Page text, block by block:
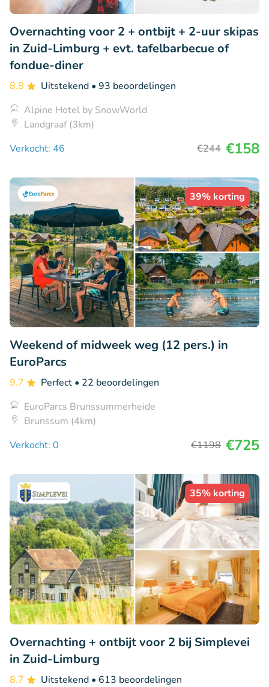
Overnachting voor 2 + ontbijt + 2-uur skipas
in Zuid-Limburg + evt. tafelbarbecue of
fondue-diner
8.8 Uitstekend • 93 beoordelingen
Alpine Hotel by SnowWorld
Landgraaf (3km)
Verkocht: 46
€244 €158
39% korting
Weekend of midweek weg (12 pers.) in
EuroParcs
9.7 Perfect • 22 beoordelingen
EuroParcs Brunssummerheide
Brunssum (4km)
Verkocht: 0
€1198 €725
35% korting
Overnachting + ontbijt voor 2 bij Simplevei
in Zuid-Limburg
8.7 Uitstekend • 613 beoordelingen